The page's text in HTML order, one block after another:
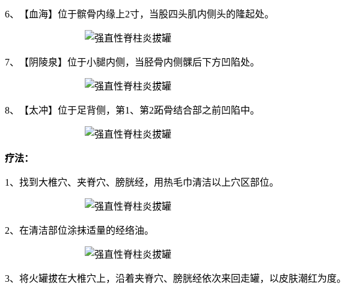
6、【血海】位于髌骨内缘上2寸，当股四头肌内侧头的隆起处。
7、【阴陵泉】位于小腿内侧，当胫骨内侧髁后下方凹陷处。
8、【太冲】位于足背侧，第1、第2跖骨结合部之前凹陷中。
疗法：
1、找到大椎穴、夹脊穴、膀胱经，用热毛巾清洁以上穴区部位。
2、在清洁部位涂抹适量的经络油。
3、将火罐拔在大椎穴上，沿着夹脊穴、膀胱经依次来回走罐，以皮肤潮红为度。